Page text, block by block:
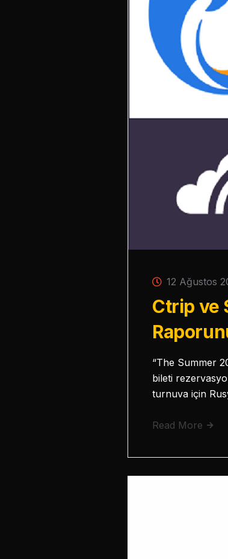
12 Ağustos
Ctrip ve
“The Summer
bileti
turnuva için
Read More